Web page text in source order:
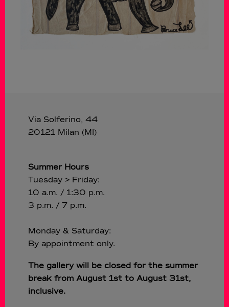
Via Solferino, 44
20121 Milan (MI)
Summer Hours
Tuesday > Friday:
10 a.m. / 1:30 p.m.
3 p.m. / 7 p.m.
Monday & Saturday:
By appointment only.
The gallery will be closed for the summer
break from August 1st to August 31st,
inclusive.